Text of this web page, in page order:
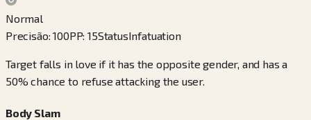
Normal
Precisão:100PP:15StatusInfatuation
Target falls in love if it has the opposite gender, and has a
50% chance to refuse attacking the user.
Body Slam